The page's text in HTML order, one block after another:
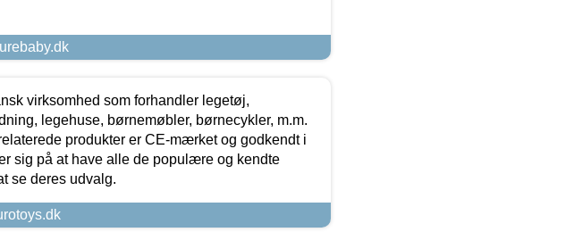
virksomhed som forhandler legetøj,
legehuse, børnemøbler, børnecykler, m.m.
produkter er CE-mærket og godkendt i
sig på at have alle de populære og kendte
se deres udvalg.